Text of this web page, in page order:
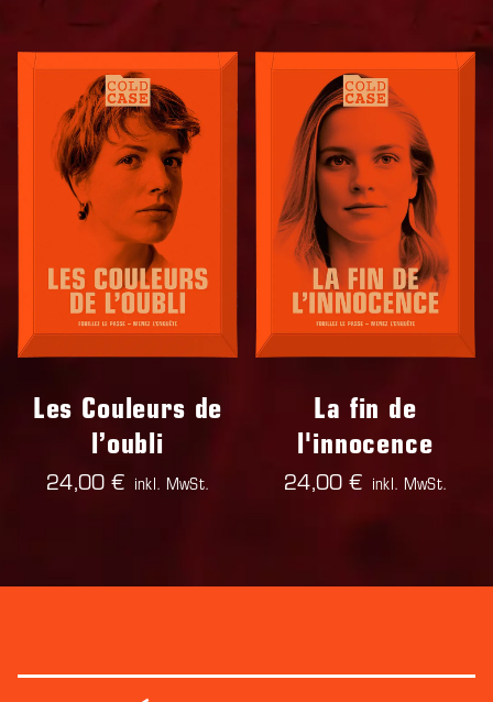
Les Couleurs de
l’oubli
24,00 € inkl. MwSt.
La fin de
l'innocence
24,00 € inkl. MwSt.